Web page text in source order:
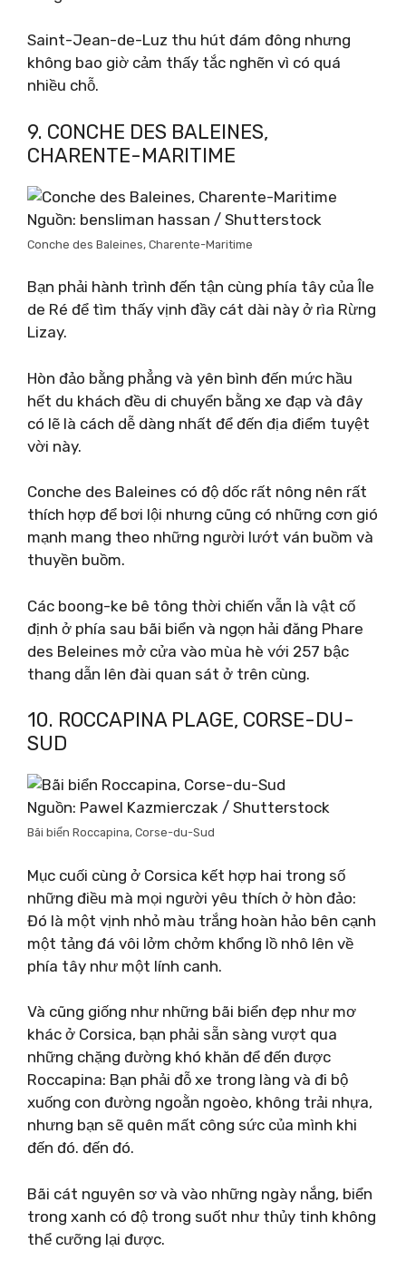
Saint-Jean-de-Luz thu hút đám đông nhưng
không bao giờ cảm thấy tắc nghẽn vì có quá
nhiều chỗ.
9. CONCHE DES BALEINES,
CHARENTE-MARITIME
Nguồn: bensliman hassan / Shutterstock
Conche des Baleines, Charente-Maritime
Bạn phải hành trình đến tận cùng phía tây của Île
de Ré để tìm thấy vịnh đầy cát dài này ở rìa Rừng
Lizay.
Hòn đảo bằng phẳng và yên bình đến mức hầu
hết du khách đều di chuyển bằng xe đạp và đây
có lẽ là cách dễ dàng nhất để đến địa điểm tuyệt
vời này.
Conche des Baleines có độ dốc rất nông nên rất
thích hợp để bơi lội nhưng cũng có những cơn gió
mạnh mang theo những người lướt ván buồm và
thuyền buồm.
Các boong-ke bê tông thời chiến vẫn là vật cố
định ở phía sau bãi biển và ngọn hải đăng Phare
des Beleines mở cửa vào mùa hè với 257 bậc
thang dẫn lên đài quan sát ở trên cùng.
10. ROCCAPINA PLAGE, CORSE-DU-
SUD
Nguồn: Pawel Kazmierczak / Shutterstock
Bãi biển Roccapina, Corse-du-Sud
Mục cuối cùng ở Corsica kết hợp hai trong số
những điều mà mọi người yêu thích ở hòn đảo:
Đó là một vịnh nhỏ màu trắng hoàn hảo bên cạnh
một tảng đá vôi lởm chởm khổng lồ nhô lên về
phía tây như một lính canh.
Và cũng giống như những bãi biển đẹp như mơ
khác ở Corsica, bạn phải sẵn sàng vượt qua
những chặng đường khó khăn để đến được
Roccapina: Bạn phải đỗ xe trong làng và đi bộ
xuống con đường ngoằn ngoèo, không trải nhựa,
nhưng bạn sẽ quên mất công sức của mình khi
đến đó. đến đó.
Bãi cát nguyên sơ và vào những ngày nắng, biển
trong xanh có độ trong suốt như thủy tinh không
thể cưỡng lại được.